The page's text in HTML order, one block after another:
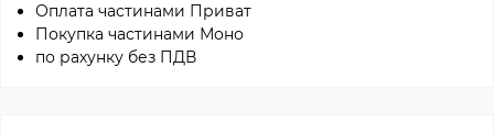
Оплата частинами Приват
Покупка частинами Моно
по рахунку без ПДВ